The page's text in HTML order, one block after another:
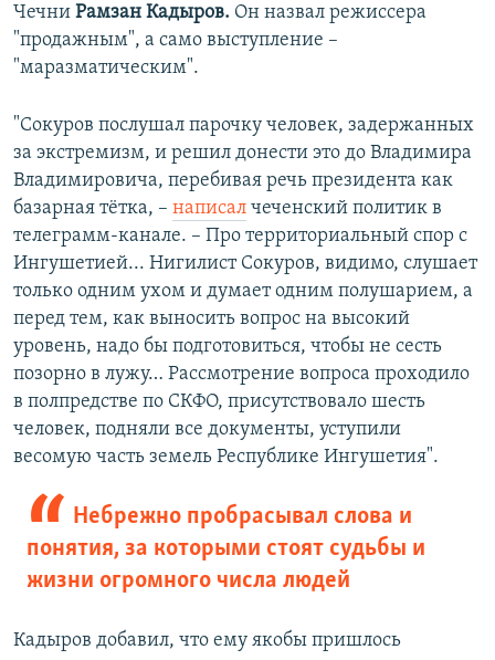
Чечни Рамзан Кадыров. Он назвал режиссера
"продажным", а само выступление –
"маразматическим".
"Сокуров послушал парочку человек, задержанных
за экстремизм, и решил донести это до Владимира
Владимировича, перебивая речь президента как
базарная тётка, – написал чеченский политик в
телеграмм-канале. – Про территориальный спор с
Ингушетией... Нигилист Сокуров, видимо, слушает
только одним ухом и думает одним полушарием, а
перед тем, как выносить вопрос на высокий
уровень, надо бы подготовиться, чтобы не сесть
позорно в лужу… Рассмотрение вопроса проходило
в полпредстве по СКФО, присутствовало шесть
человек, подняли все документы, уступили
весомую часть земель Республике Ингушетия".
Небрежно пробрасывал слова и
понятия, за которыми стоят судьбы и
жизни огромного числа людей
Кадыров добавил, что ему якобы пришлось